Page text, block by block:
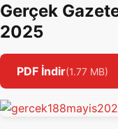
Gerçek
2025
PDF İndir(1.77 MB)